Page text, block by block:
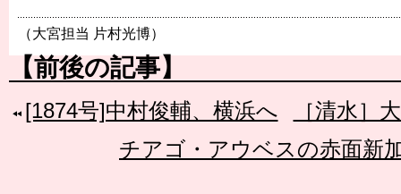
（大宮担当 片村光博）
【前後の記事】
[1874号]中村俊輔、横浜へ
［清水］
チアゴ・アウベスの赤面新